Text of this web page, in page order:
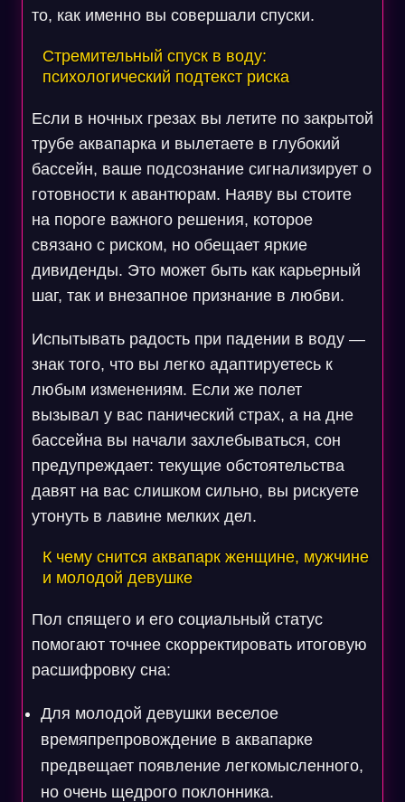
то, как именно вы совершали спуски.
Стремительный спуск в воду:
психологический подтекст риска
Если в ночных грезах вы летите по закрытой
трубе аквапарка и вылетаете в глубокий
бассейн, ваше подсознание сигнализирует о
готовности к авантюрам. Наяву вы стоите
на пороге важного решения, которое
связано с риском, но обещает яркие
дивиденды. Это может быть как карьерный
шаг, так и внезапное признание в любви.
Испытывать радость при падении в воду —
знак того, что вы легко адаптируетесь к
любым изменениям. Если же полет
вызывал у вас панический страх, а на дне
бассейна вы начали захлебываться, сон
предупреждает: текущие обстоятельства
давят на вас слишком сильно, вы рискуете
утонуть в лавине мелких дел.
К чему снится аквапарк женщине, мужчине
и молодой девушке
Пол спящего и его социальный статус
помогают точнее скорректировать итоговую
расшифровку сна:
Для молодой девушки веселое
времяпрепровождение в аквапарке
предвещает появление легкомысленного,
но очень щедрого поклонника.